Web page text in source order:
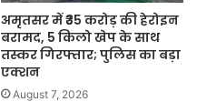
अमृतसर में ₹35 करोड़ की हेरोइन
बरामद, 5 किलो खेप के साथ
तस्कर गिरफ्तार; पुलिस का बड़ा
एक्शन
August 7, 2026